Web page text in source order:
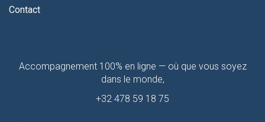
Contact
Contactez-
Accompagnement 100% en ligne — où que vous soyez
dans le monde,
+32 478 59 18 75